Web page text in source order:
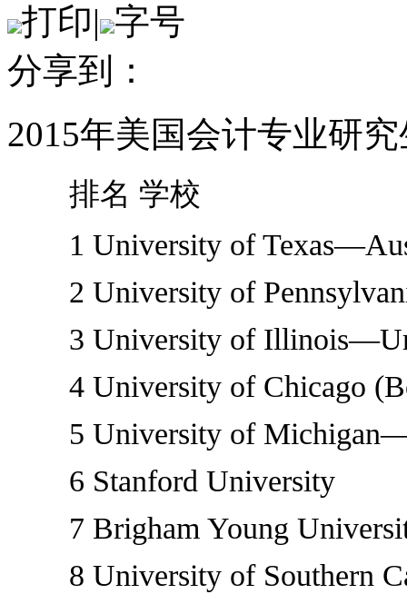
打印| 字号
分享到：
2015年美国会计专业研
排名 学校
1 University of
2 University of
3 University of
4 University of Chicago
5 University of
6 Stanford University
7 Brigham Young
8 University of Southern